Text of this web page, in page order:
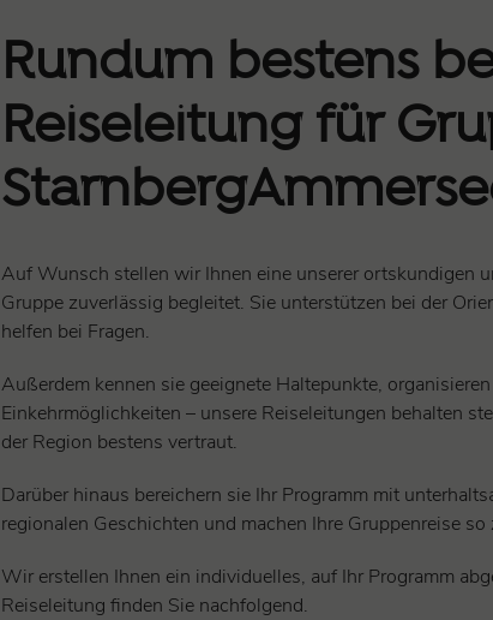
Rundum bestens
Reiseleitung für
Auf Wunsch stellen wir Ihnen eine unserer ortskundigen
Gruppe zuverlässig begleitet. Sie unterstützen bei der
helfen bei Fragen.
Außerdem kennen sie geeignete Haltepunkte,
Einkehrmöglichkeiten – unsere Reiseleitungen behalten
der Region bestens vertraut.
Darüber hinaus bereichern sie Ihr Programm mit
regionalen Geschichten und machen Ihre Gruppenreise
Wir erstellen Ihnen ein individuelles, auf Ihr Programm
Reiseleitung finden Sie nachfolgend.